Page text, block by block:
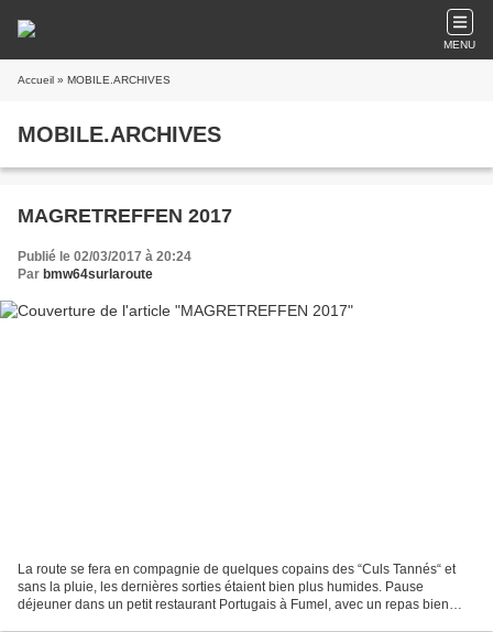
MENU
Accueil » MOBILE.ARCHIVES
MOBILE.ARCHIVES
MAGRETREFFEN 2017
Publié le 02/03/2017 à 20:24
Par bmw64surlaroute
La route se fera en compagnie de quelques copains des “Culs Tannés“ et
sans la pluie, les dernières sorties étaient bien plus humides. Pause
déjeuner dans un petit restaurant Portugais à Fumel, avec un repas bien